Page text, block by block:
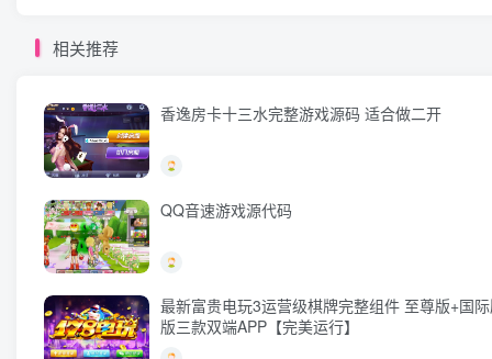
相关推荐
香逸房卡十三水完整游戏源码 适合做二开
QQ音速游戏源代码
最新富贵电玩3运营级棋牌完整组件 至尊版+国
版三款双端APP【完美运行】